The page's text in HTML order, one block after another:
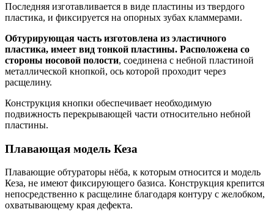
Последняя изготавливается в виде пластины из твердого
пластика, и фиксируется на опорных зубах кламмерами.
Обтурирующая часть изготовлена из эластичного
пластика, имеет вид тонкой пластины. Расположена со
стороны носовой полости, соединена с небной пластиной
металлической кнопкой, ось которой проходит через
расщелину.
Конструкция кнопки обеспечивает необходимую
подвижность перекрывающей части относительно небной
пластины.
Плавающая модель Кеза
Плавающие обтураторы нёба, к которым относится и модель
Кеза, не имеют фиксирующего базиса. Конструкция крепится
непосредственно к расщелине благодаря контуру с желобком,
охватывающему края дефекта.